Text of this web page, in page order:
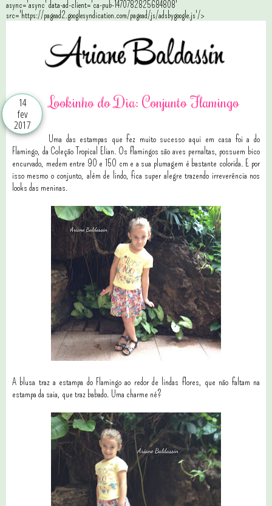
async='async' data-ad-client='ca-pub-1470782825684808'
src='https://pagead2.googlesyndication.com/pagead/js/adsbygoogle.js'/>
14
fev
2017
Lookinho do Dia: Conjunto Flamingo
Uma das estampas que fez muito sucesso aqui em casa foi a do
Flamingo, da Coleção Tropical Elian. Os flamingos são aves pernaltas, possuem bico
encurvado, medem entre 90 e 150 cm e a sua plumagem é bastante colorida. E por
isso mesmo o conjunto, além de lindo, fica super alegre trazendo irreverência nos
looks das meninas.
A blusa traz a estampa do Flamingo ao redor de lindas flores, que não faltam na
estampa da saia, que traz babado. Uma charme né?